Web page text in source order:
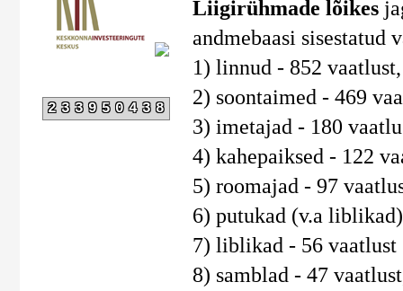
233950438
Liigirühmade lõikes
andmebaasi sisestatud
1) linnud - 852 vaatlust,
2) soontaimed - 469
3) imetajad - 180
4) kahepaiksed - 122
5) roomajad - 97
6) putukad (v.a
7) liblikad - 56 vaatlust
8) samblad - 47